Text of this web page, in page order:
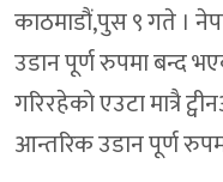
काठमाडौं,पुस ९ गते ।
उडान पूर्ण रुपमा बन्द
गरिरहेको एउटा मात्रै
आन्तरिक उडान पूर्ण